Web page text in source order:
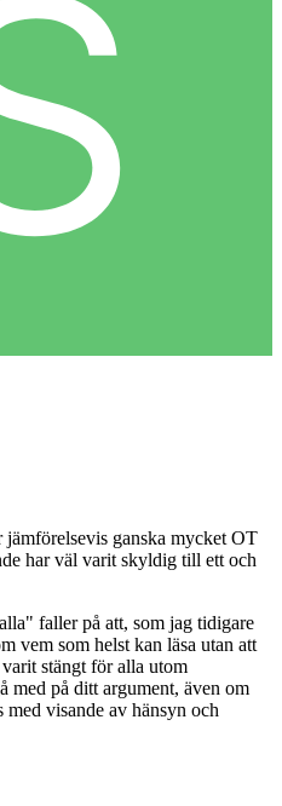
ganska mycket OT
har väl varit skyldig till ett och
faller på att, som jag tidigare
vem som helst kan läsa utan att
stängt för alla utom
med på ditt argument, även om
visande av hänsyn och